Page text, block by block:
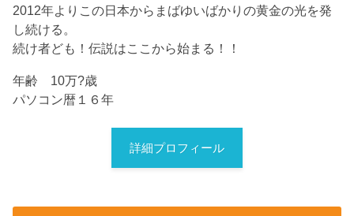
2012年よりこの日本からまばゆいばかりの黄金の光を発
し続ける。
続け者ども！伝説はここから始まる！！
年齢 10万?歳
パソコン暦１６年
詳細プロフィール